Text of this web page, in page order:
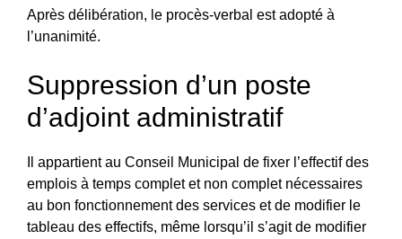
Après délibération, le procès-verbal est adopté à
l’unanimité.
Suppression d’un poste
d’adjoint administratif
Il appartient au Conseil Municipal de fixer l’effectif des
emplois à temps complet et non complet nécessaires
au bon fonctionnement des services et de modifier le
tableau des effectifs, même lorsqu’il s’agit de modifier